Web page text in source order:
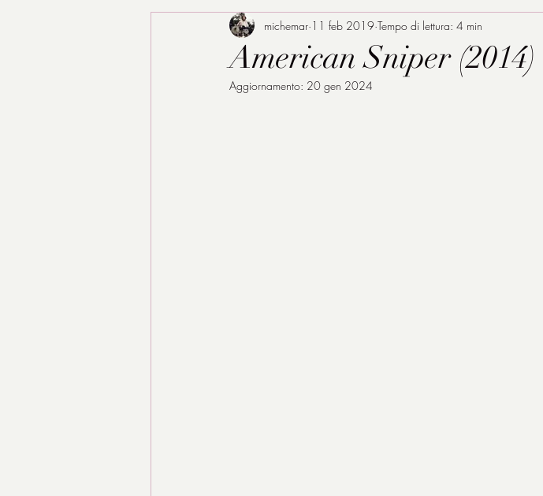
American Sniper (2014)
michemar 11 feb 2019 Tempo di lettura: 4 min
Aggiornamento: 20 gen 2024